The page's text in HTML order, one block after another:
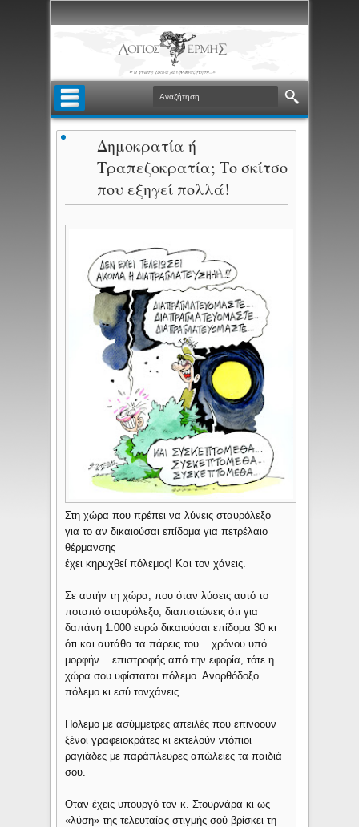
Δημοκρατία ή
Τραπεζοκρατία; Το σκίτσο
που εξηγεί πολλά!
Στη χώρα που πρέπει να λύνεις σταυρόλεξο
για το αν δικαιούσαι επίδομα για πετρέλαιο
θέρμανσης
έχει κηρυχθεί πόλεμος! Και τον χάνεις.
Σε αυτήν τη χώρα, που όταν λύσεις αυτό το
ποταπό σταυρόλεξο, διαπιστώνεις ότι για
δαπάνη 1.000 ευρώ δικαιούσαι επίδομα 30 κι
ότι και αυτάθα τα πάρεις του... χρόνου υπό
μορφήν... επιστροφής από την εφορία, τότε η
χώρα σου υφίσταται πόλεμο. Ανορθόδοξο
πόλεμο κι εσύ τονχάνεις.
Πόλεμο με ασύμμετρες απειλές που επινοούν
ξένοι γραφειοκράτες κι εκτελούν ντόπιοι
ραγιάδες με παράπλευρες απώλειες τα παιδιά
σου.
Οταν έχεις υπουργό τον κ. Στουρνάρα κι ως
«λύση» της τελευταίας στιγμής σού βρίσκει τη